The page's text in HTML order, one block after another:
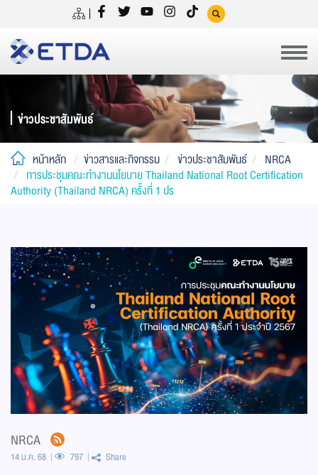
ข่าวประชาสัมพันธ์
หน้าหลัก ข่าวสารและกิจกรรม ข่าวประชาสัมพันธ์
NRCA
การประชุมคณะทำงานนโยบาย Thailand National Root Certification
Authority (Thailand NRCA) ครั้งที่ 1 ปร
NRCA
14 ม.ค. 68 797 Share